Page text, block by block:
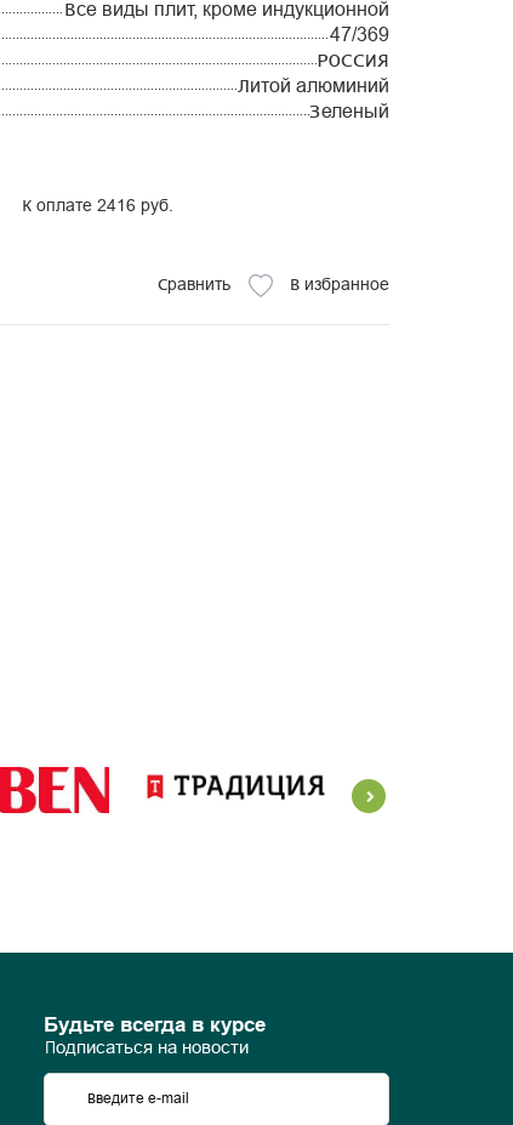
Все виды плит, кроме индукционной
47/369
РОССИЯ
Литой алюминий
Зеленый
К оплате 2416 руб.
Сравнить В избранное
Будьте всегда в курсе
Подписаться на новости